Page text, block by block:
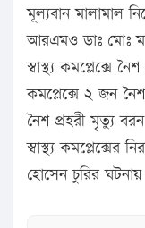
মূল্যবান মালামাল
আরএমও ডাঃ মোঃ
স্বাস্থ্য কমপ্লেক্সে
কমপ্লেক্সে ২ জন
নৈশ প্রহরী মৃত্যু
স্বাস্থ্য কমপ্লেক্সের
হোসেন চুরির